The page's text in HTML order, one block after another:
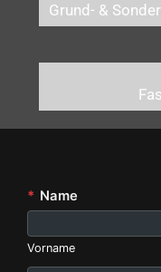
Grund- &
* Name
Vorname